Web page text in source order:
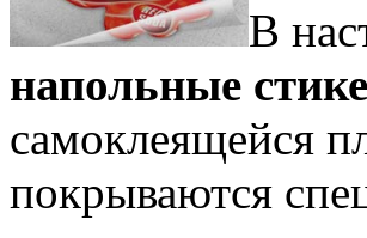
В
напольные
самоклеящейся
покрываются